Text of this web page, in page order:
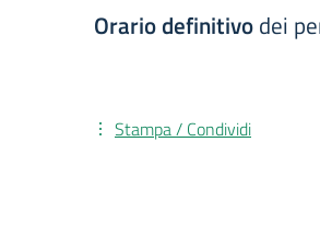
Orario definitivodei
Stampa / Condividi